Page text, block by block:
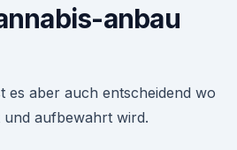
anbau
es aber auch entscheidend wo
aufbewahrt wird.